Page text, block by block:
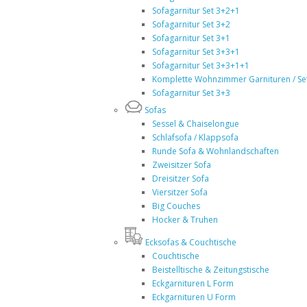
Sofagarnitur Set 3+2+1
Sofagarnitur Set 3+2
Sofagarnitur Set 3+1
Sofagarnitur Set 3+3+1
Sofagarnitur Set 3+3+1+1
Komplette Wohnzimmer Garnituren /
Sofagarnitur Set 3+3
Sofas
Sessel & Chaiselongue
Schlafsofa / Klappsofa
Runde Sofa & Wohnlandschaften
Zweisitzer Sofa
Dreisitzer Sofa
Viersitzer Sofa
Big Couches
Hocker & Truhen
Ecksofas & Couchtische
Couchtische
Beistelltische & Zeitungstische
Eckgarnituren L Form
Eckgarnituren U Form